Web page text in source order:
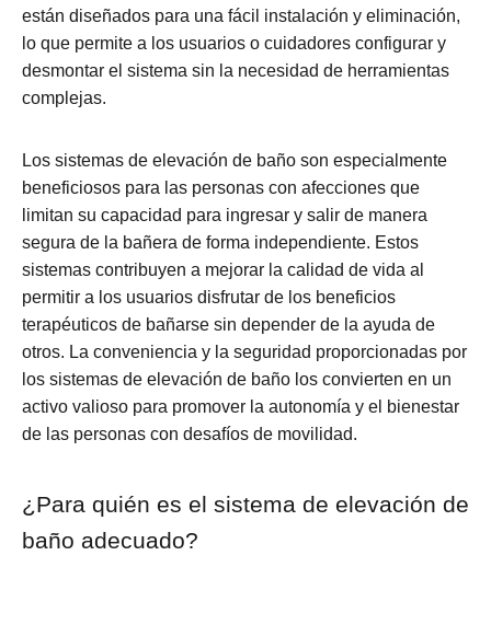
están diseñados para una fácil instalación y eliminación,
lo que permite a los usuarios o cuidadores configurar y
desmontar el sistema sin la necesidad de herramientas
complejas.
Los sistemas de elevación de baño son especialmente
beneficiosos para las personas con afecciones que
limitan su capacidad para ingresar y salir de manera
segura de la bañera de forma independiente. Estos
sistemas contribuyen a mejorar la calidad de vida al
permitir a los usuarios disfrutar de los beneficios
terapéuticos de bañarse sin depender de la ayuda de
otros. La conveniencia y la seguridad proporcionadas por
los sistemas de elevación de baño los convierten en un
activo valioso para promover la autonomía y el bienestar
de las personas con desafíos de movilidad.
¿Para quién es el sistema de elevación de
baño adecuado?